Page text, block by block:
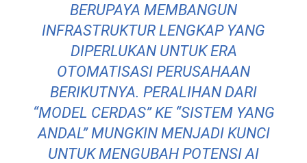
BERUPAYA MEMBANGUN
INFRASTRUKTUR LENGKAP YANG
DIPERLUKAN UNTUK ERA
OTOMATISASI PERUSAHAAN
BERIKUTNYA. PERALIHAN DARI
“MODEL CERDAS” KE “SISTEM YANG
ANDAL” MUNGKIN MENJADI KUNCI
UNTUK MENGUBAH POTENSI AI